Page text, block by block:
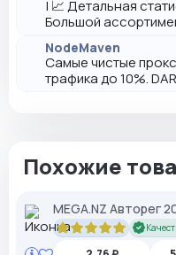
| 📈 Детальная
Большой
NodeMaven
Самые чистые
трафика до 10%.
Похожие
MEGA.NZ Авторег